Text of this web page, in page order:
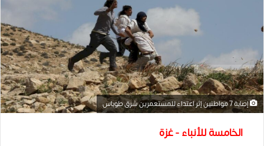
إصابة 7 مواطنين إثر اعتداء للمستعمرين شرق طوباس
الخامسة للأنباء - غزة